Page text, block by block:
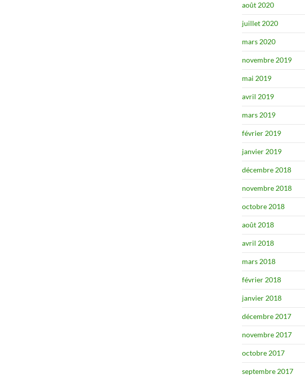
août 2020
juillet 2020
mars 2020
novembre 2019
mai 2019
avril 2019
mars 2019
février 2019
janvier 2019
décembre 2018
novembre 2018
octobre 2018
août 2018
avril 2018
mars 2018
février 2018
janvier 2018
décembre 2017
novembre 2017
octobre 2017
septembre 2017